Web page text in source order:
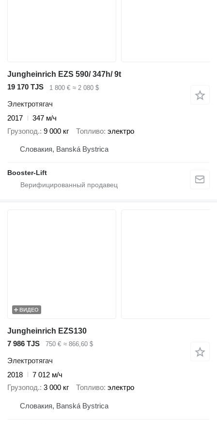
Jungheinrich EZS 590/ 347h/ 9t
19 170 TJS
1 800 € ≈ 2 080 $
Электротягач
2017
347 м/ч
Грузопод. 9 000 кг Топливо электро
Словакия, Banská Bystrica
Booster-Lift
ВИДЕО
Jungheinrich EZS130
7 986 TJS
750 € ≈ 866,60 $
Электротягач
2018
7 012 м/ч
Грузопод. 3 000 кг Топливо электро
Словакия, Banská Bystrica